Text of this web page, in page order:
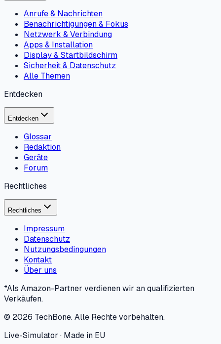
Anrufe & Nachrichten
Benachrichtigungen & Fokus
Netzwerk & Verbindung
Apps & Installation
Display & Startbildschirm
Sicherheit & Datenschutz
Alle Themen
Entdecken
Entdecken
Glossar
Redaktion
Geräte
Forum
Rechtliches
Rechtliches
Impressum
Datenschutz
Nutzungsbedingungen
Kontakt
Über uns
*Als Amazon-Partner verdienen wir an qualifizierten
Verkäufen.
© 2026 TechBone.Alle Rechte vorbehalten.
Live-Simulator · Made in EU